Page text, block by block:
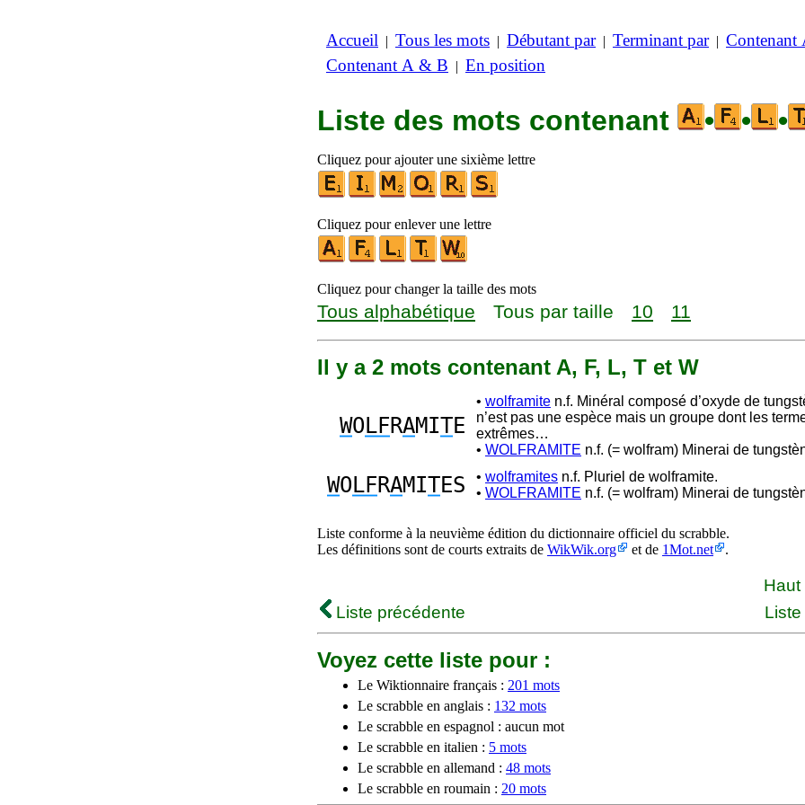
Accueil | Tous les mots | Débutant par| Terminant par| Contenant
Contenant A & B | En position
Liste des mots contenant • • •
Cliquez pour ajouter une sixième lettre
Cliquez pour enlever une lettre
Cliquez pour changer la taille des mots
Tous alphabétique Tous par taille 10 11
Il y a 2 mots contenant A, F, L, T et W
WO LFRAMITE
• wolframite n.f. Minéral composé d’oxyde de
n’est pas une espèce mais un groupe dont les
extrêmes…
• WOLFRAMITE n.f. (= wolfram) Minerai de
WO LFRAMITES • wolframites n.f. Pluriel de wolframite.
• WOLFRAMITE n.f. (= wolfram) Minerai de
Liste conforme à la neuvième édition du dictionnaire officiel du scrabble.
Les définitions sont de courts extraits de WikWik.org et de 1Mot.net .
Haut
Liste précédente
Voyez cette liste pour :
Le Wiktionnaire français : 201 mots
Le scrabble en anglais : 132 mots
Le scrabble en espagnol : aucun mot
Le scrabble en italien : 5 mots
Le scrabble en allemand : 48 mots
Le scrabble en roumain : 20 mots